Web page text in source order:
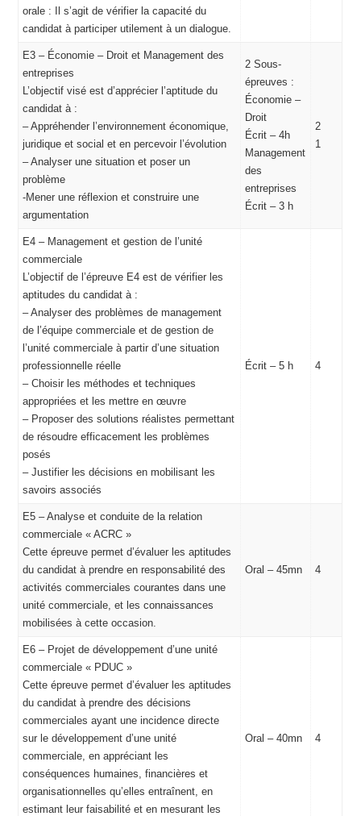
orale : Il s’agit de vérifier la capacité du
candidat à participer utilement à un dialogue.
E3 – Économie – Droit et Management des
entreprises
L’objectif visé est d’apprécier l’aptitude du
candidat à :
– Appréhender l’environnement économique,
juridique et social et en percevoir l’évolution
– Analyser une situation et poser un
problème
-Mener une réflexion et construire une
argumentation
2 Sous-
épreuves :
Économie –
Droit
Écrit – 4h
Management
des
entreprises
Écrit – 3 h
2
1
E4 – Management et gestion de l’unité
commerciale
L’objectif de l’épreuve E4 est de vérifier les
aptitudes du candidat à :
– Analyser des problèmes de management
de l’équipe commerciale et de gestion de
l’unité commerciale à partir d’une situation
professionnelle réelle
– Choisir les méthodes et techniques
appropriées et les mettre en œuvre
– Proposer des solutions réalistes permettant
de résoudre efficacement les problèmes
posés
– Justifier les décisions en mobilisant les
savoirs associés
Écrit – 5 h 4
E5 – Analyse et conduite de la relation
commerciale « ACRC »
Cette épreuve permet d’évaluer les aptitudes
du candidat à prendre en responsabilité des
activités commerciales courantes dans une
unité commerciale, et les connaissances
mobilisées à cette occasion.
Oral – 45mn 4
E6 – Projet de développement d’une unité
commerciale « PDUC »
Cette épreuve permet d’évaluer les aptitudes
du candidat à prendre des décisions
commerciales ayant une incidence directe
sur le développement d’une unité
commerciale, en appréciant les
conséquences humaines, financières et
organisationnelles qu’elles entraînent, en
estimant leur faisabilité et en mesurant les
Oral – 40mn 4